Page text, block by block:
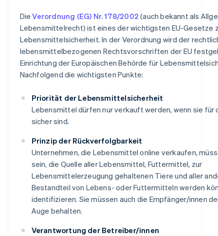
DieVerordnung (EG) Nr. 178/2002 (auch bekannt als
Lebensmittelrecht) ist eines der wichtigsten EU-Gesetze
Lebensmittelsicherheit. In der Verordnung wird der
lebensmittelbezogenen Rechtsvorschriften der EU
Einrichtung der Europäischen Behörde für
Nachfolgend die wichtigsten Punkte:
Priorität der Lebensmittelsicherheit
Lebensmittel dürfen nur verkauft werden, wenn sie für
sicher sind.
Prinzip der Rückverfolgbarkeit
Unternehmen, die Lebensmittel online verkaufen,
sein, die Quelle aller Lebensmittel, Futtermittel, zur
Lebensmittelerzeugung gehaltenen Tiere und aller
Bestandteil von Lebens- oder Futtermitteln werden
identifizieren. Sie müssen auch die Empfänger/innen
Auge behalten.
Verantwortung der Betreiber/innen